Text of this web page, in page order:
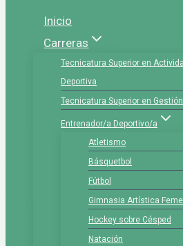
Inicio
Carreras
Tecnicatura Superior en
Deportiva
Tecnicatura Superior en
Entrenador/a Deportivo/a
Atletismo
Básquetbol
Fútbol
Gimnasia Artística
Hockey sobre Césped
Natación